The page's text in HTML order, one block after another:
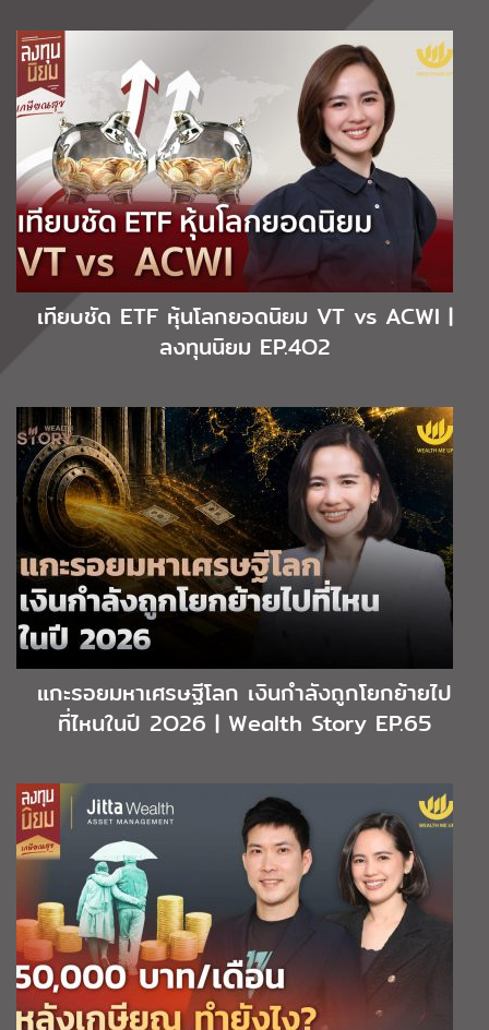
เทียบชัด ETF หุ้นโลกยอดนิยม VT vs ACWI |
ลงทุนนิยม EP.4O2
แกะรอยมหาเศรษฐีโลก เงินกำลังถูกโยกย้ายไป
ที่ไหนในปี 2O26 | Wealth Story EP.65